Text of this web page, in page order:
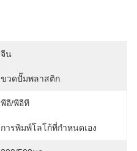
จีน
ขวดปั๊มพลาสติก
พีอี/พีอีที
การพิมพ์โลโก้ที่กำหนดเอง